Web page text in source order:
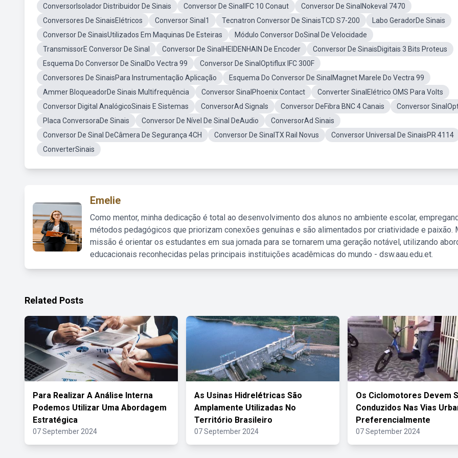
ConversorIsolador Distribuidor De Sinais
Conversor De SinalIFC 10 Conaut
Conversor De SinalNokeval 7470
Conversores De SinaisElétricos
Conversor Sinal1 Tecnatron Conversor De SinaisTCD S7-200
Labo GeradorDe Sinais
Conversor De SinaisUtilizados Em Maquinas De Esteiras
Módulo Conversor DoSinal De Velocidade
TransmissorE Conversor De Sinal
Conversor De SinalHEIDENHAIN De Encoder
Conversor De SinaisDigitais 3 Bits Proteus
Esquema Do Conversor De SinalDo Vectra 99
Conversor De SinalOptiflux IFC 300F
Conversores De SinaisPara Instrumentação Aplicação
Esquema Do Conversor De SinalMagnet Marele Do Vectra 99
Ammer BloqueadorDe Sinais Multifrequência
Conversor SinalPhoenix Contact
Converter SinalElétrico OMS Para Volts
Conversor Digital AnalógicoSinais E Sistemas
ConversorAd Signals Conversor DeFibra BNC 4 Canais
Conversor
Placa ConversoraDe Sinais
Conversor De Nível De Sinal DeAudio
ConversorAd Sinais
Conversor De Sinal DeCâmera De Segurança 4CH
Conversor De SinalTX Rail Novus
Conversor Universal De SinaisPR 4114
ConverterSinais
Emelie
Como mentor, minha dedicação é total ao desenvolvimento dos alunos no ambiente escolar,
métodos pedagógicos que priorizam conexões genuínas e são alimentados por criatividade e paixão.
missão é orientar os estudantes em sua jornada para se tornarem uma geração notável, utilizando
educacionais reconhecidas pelas principais instituições acadêmicas do mundo - dsw.aau.edu.et.
Related Posts
Para Realizar A Análise Interna
Podemos Utilizar Uma Abordagem
Estratégica
07 September 2024
As Usinas Hidrelétricas São
Amplamente Utilizadas No
Território Brasileiro
07 September 2024
Os Ciclomotores Devem
Conduzidos Nas Vias
Preferencialmente
07 September 2024